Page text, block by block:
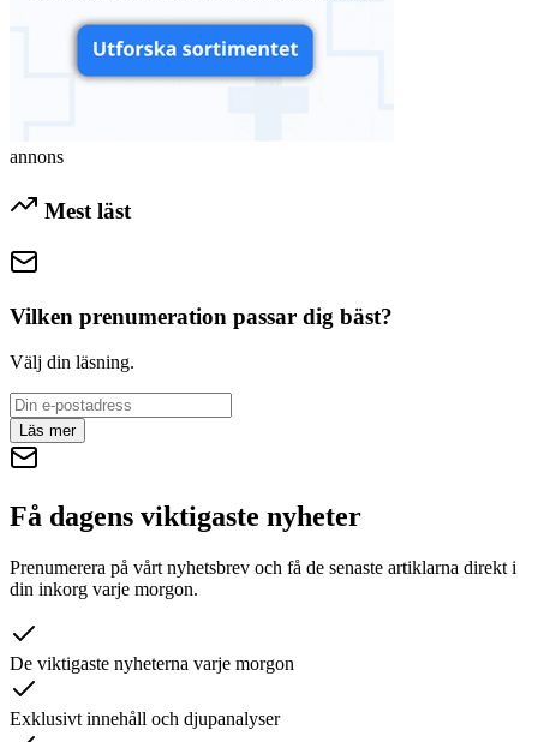
annons
Mest läst
Vilken prenumeration passar dig bäst?
Välj din läsning.
Läs mer
Få dagens viktigaste nyheter
Prenumerera på vårt nyhetsbrev och få de senaste artiklarna direkt i
din inkorg varje morgon.
De viktigaste nyheterna varje morgon
Exklusivt innehåll och djupanalyser